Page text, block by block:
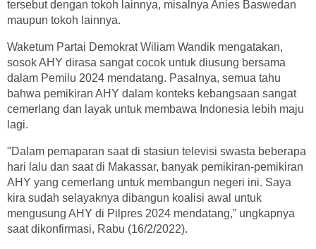
tersebut dengan tokoh lainnya, misalnya Anies Baswedan
maupun tokoh lainnya.
Waketum Partai Demokrat Wiliam Wandik mengatakan,
sosok AHY dirasa sangat cocok untuk diusung bersama
dalam Pemilu 2024 mendatang. Pasalnya, semua tahu
bahwa pemikiran AHY dalam konteks kebangsaan sangat
cemerlang dan layak untuk membawa Indonesia lebih maju
lagi.
"Dalam pemaparan saat di stasiun televisi swasta beberapa
hari lalu dan saat di Makassar, banyak pemikiran-pemikiran
AHY yang cemerlang untuk membangun negeri ini. Saya
kira sudah selayaknya dibangun koalisi awal untuk
mengusung AHY di Pilpres 2024 mendatang,” ungkapnya
saat dikonfirmasi, Rabu (16/2/2022).